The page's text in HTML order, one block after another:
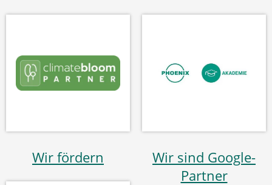
Wir fördern
Wir sind Google-
Partner